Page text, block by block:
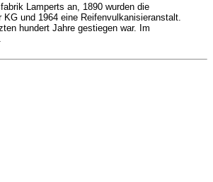
Lamperts an, 1890 wurden die
und 1964 eine Reifenvulkanisieranstalt.
hundert Jahre gestiegen war. Im